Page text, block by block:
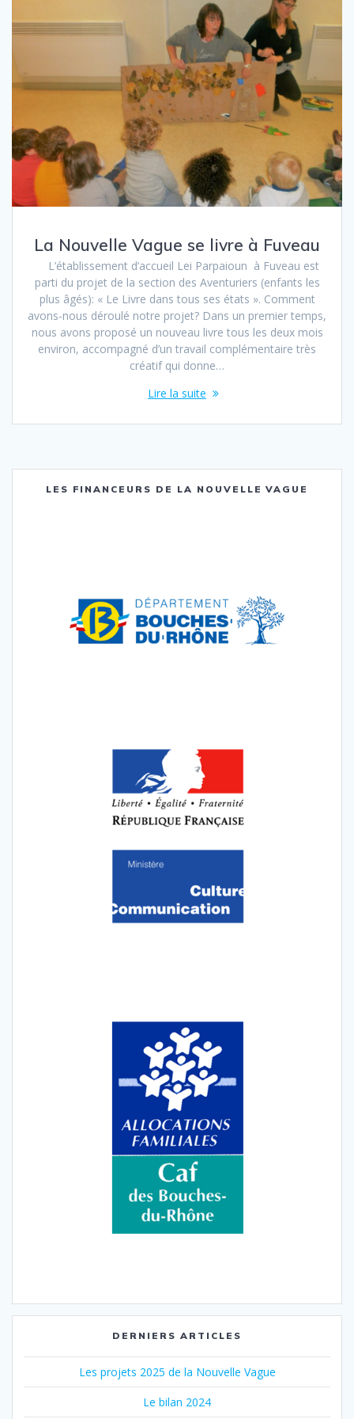
La Nouvelle Vague se livre à Fuveau
L’établissement d’accueil Lei Parpaioun à Fuveau est
parti du projet de la section des Aventuriers (enfants les
plus âgés): « Le Livre dans tous ses états ». Comment
avons-nous déroulé notre projet? Dans un premier temps,
nous avons proposé un nouveau livre tous les deux mois
environ, accompagné d’un travail complémentaire très
créatif qui donne…
Lire la suite
LES FINANCEURS DE LA NOUVELLE VAGUE
DERNIERS ARTICLES
Les projets 2025 de la Nouvelle Vague
Le bilan 2024